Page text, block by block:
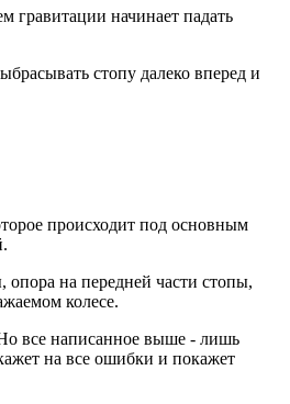
гравитации начинает падать
стопу далеко вперед и
происходит под основным
опора на передней части стопы,
колесе.
Но все написанное выше - лишь
на все ошибки и покажет